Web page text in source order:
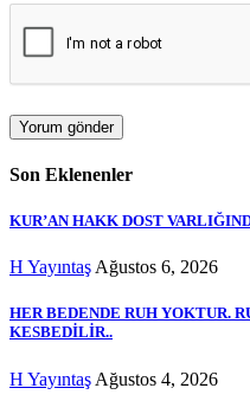
Son Eklenenler
KUR’AN HAKK DOST
H Yayıntaş Ağustos 6, 2026
HER BEDENDE RUH YOKTUR.
KESBEDİLİR..
H Yayıntaş Ağustos 4, 2026